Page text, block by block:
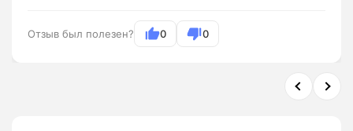
Отзыв был полезен? 0 0